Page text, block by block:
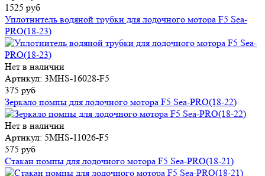
1525 руб
Уплотнитель водяной трубки для лодочного мотора F5 Sea-
PRO(18-23)
Нет в наличии
Артикул: 3MHS-16028-F5
375 руб
Зеркало помпы для лодочного мотора F5 Sea-PRO(18-22)
Нет в наличии
Артикул: 5MHS-11026-F5
575 руб
Стакан помпы для лодочного мотора F5 Sea-PRO(18-21)